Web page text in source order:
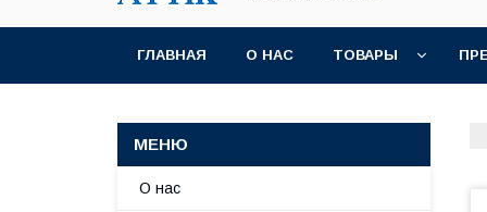
ГЛАВНАЯ О НАС ТОВАРЫ
О нас